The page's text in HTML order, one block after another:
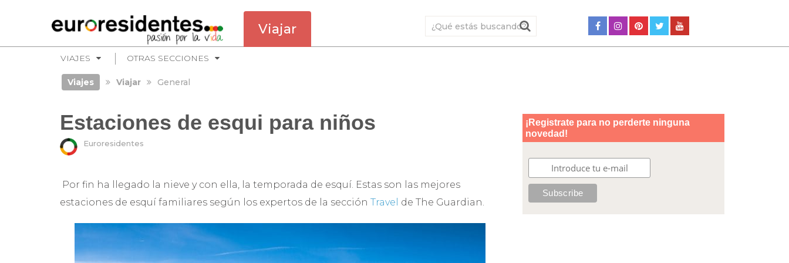
Viajar
VIAJES OTRAS SECCIONES
Viajes Viajar General
Estaciones de esqui para niños
Euroresidentes
Por fin ha llegado la nieve y con ella, la temporada de esquí. Estas son las mejores
estaciones de esquí familiares según los expertos de la sección Travel de The Guardian.